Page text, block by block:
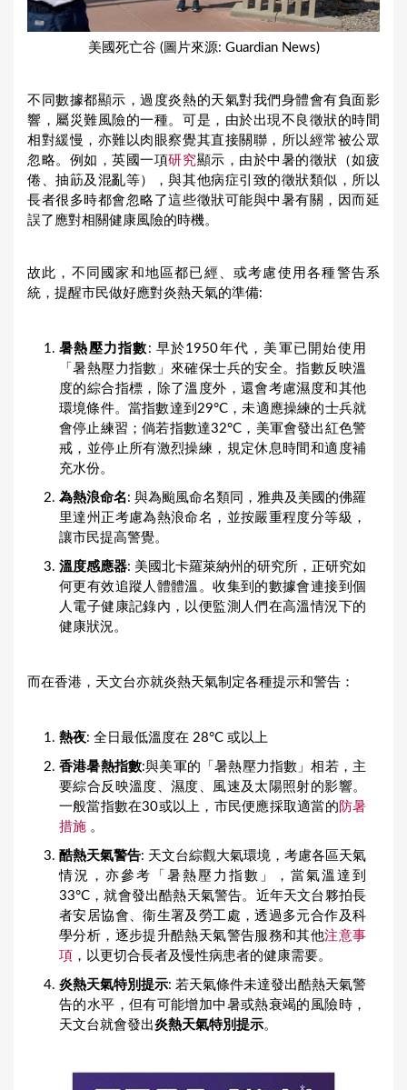
美國死亡谷 (圖片來源: Guardian News)
不同數據都顯示，過度炎熱的天氣對我們身體會有負面影
響，屬災難風險的一種。可是，由於出現不良徵狀的時間
相對緩慢，亦難以肉眼察覺其直接關聯，所以經常被公眾
忽略。例如，英國一項研究顯示，由於中暑的徵狀（如疲
倦、抽筯及混亂等），與其他病症引致的徵狀類似，所以
長者很多時都會忽略了這些徵狀可能與中暑有關，因而延
誤了應對相關健康風險的時機。
故此，不同國家和地區都已經、或考慮使用各種警告系
統，提醒市民做好應對炎熱天氣的準備:
暑熱壓力指數 : 早於1950年代，美軍已開始使用
「暑熱壓力指數」來確保士兵的安全。指數反映溫
度的綜合指標，除了溫度外，還會考慮濕度和其他
環境條件。當指數達到29°C，未適應操練的士兵就
會停止練習；倘若指數達32°C，美軍會發出紅色警
戒，並停止所有激烈操練，規定休息時間和適度補
充水份。
為熱浪命名: 與為颱風命名類同，雅典及美國的佛羅
里達州正考慮為熱浪命名，並按嚴重程度分等級，
讓市民提高警覺。
溫度感應器: 美國北卡羅萊納州的研究所，正研究如
何更有效追蹤人體體溫。收集到的數據會連接到個
人電子健康記錄內，以便監測人們在高溫情況下的
健康狀況。
而在香港，天文台亦就炎熱天氣制定各種提示和警告：
熱夜: 全日最低溫度在 28°C 或以上
香港暑熱指數:與美軍的「暑熱壓力指數」相若，主
要綜合反映溫度、濕度、風速及太陽照射的影響。
一般當指數在30或以上，市民便應採取適當的 防暑
措施 。
酷熱天氣警告: 天文台綜觀大氣環境，考慮各區天氣
情況，亦參考「暑熱壓力指數」，當氣溫達到
33°C，就會發出酷熱天氣警告。近年天文台夥拍長
者安居協會、衞生署及勞工處，透過多元合作及科
學分析，逐步提升酷熱天氣警告服務和其他注意事
項 ，以更切合長者及慢性病患者的健康需要。
炎熱天氣特別提示: 若天氣條件未達發出酷熱天氣警
告的水平，但有可能增加中暑或熱衰竭的風險時，
天文台就會發出炎熱天氣特別提示。